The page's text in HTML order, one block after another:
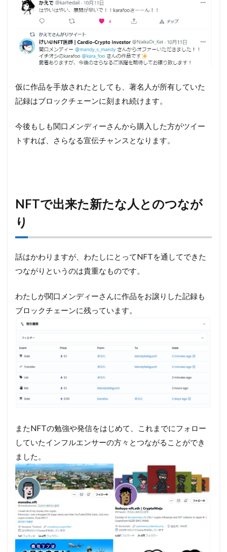
仮に作品を手放されたとしても、著名人が所有していた
記録はブロックチェーンに刻まれ続けます。
今後もしも関口メンディーさんから購入した方がツイー
トすれば、さらなる宣伝チャンスとなります。
NFTで出来た新たな人とのつなが
り
話はかわりますが、わたしにとってNFTを通してできた
つながりというのは貴重なものです。
わたしが関口メンディーさんに作品をお譲りした記録も
ブロックチェーンに残っています。
またNFTの勉強や発信をはじめて、これまでにフォロー
していたインフルエンサーの方々とつながることができ
ました。